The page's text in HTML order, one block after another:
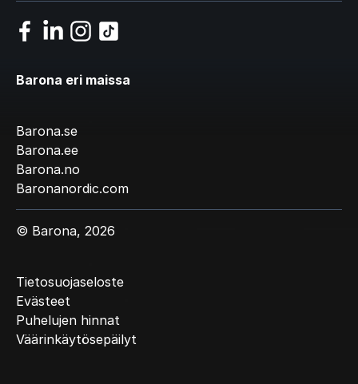
Barona eri maissa
Barona.se
Barona.ee
Barona.no
Baronanordic.com
© Barona, 2026
Tietosuojaseloste
Evästeet
Puhelujen hinnat
Väärinkäytösepäilyt